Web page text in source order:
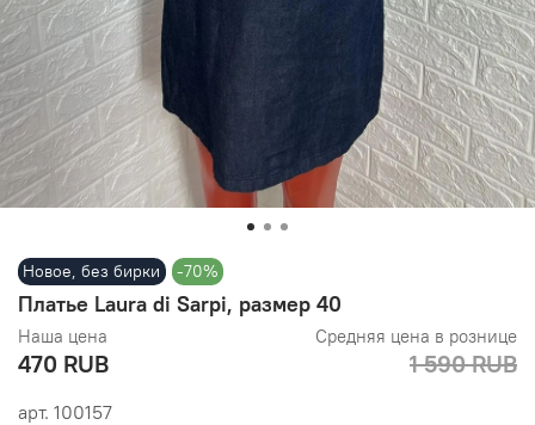
Новое, без бирки -70%
арт. 100157
Платье Laura di Sarpi, размер 40
Наша цена
470 RUB
Средняя цена в рознице
1 590 RUB